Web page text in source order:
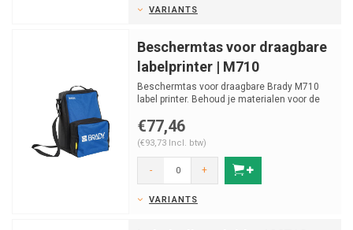
VARIANTS
Beschermtas voor draagbare
labelprinter | M710
Beschermtas voor draagbare Brady M710
label printer. Behoud je materialen voor de
€77,46
(€93,73 Incl. btw)
- +
VARIANTS